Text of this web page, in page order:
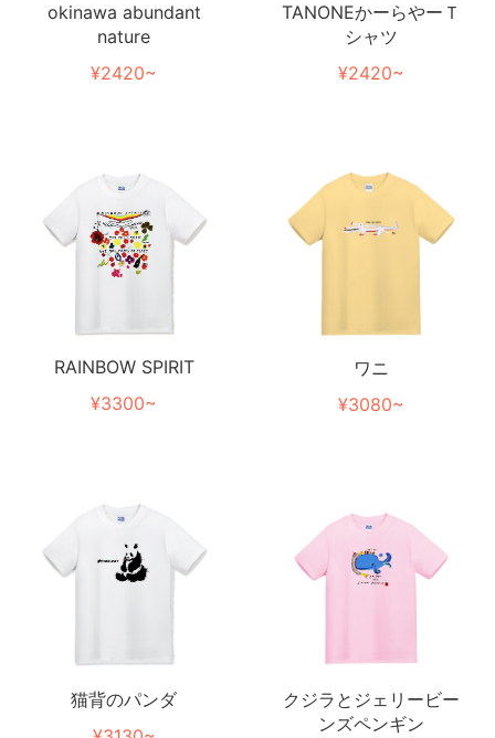
okinawa abundant
nature
¥2420~
TANONEかーらやーＴ
シャツ
¥2420~
RAINBOW SPIRIT
¥3300~
ワニ
¥3080~
猫背のパンダ
クジラとジェリービー
ンズペンギン